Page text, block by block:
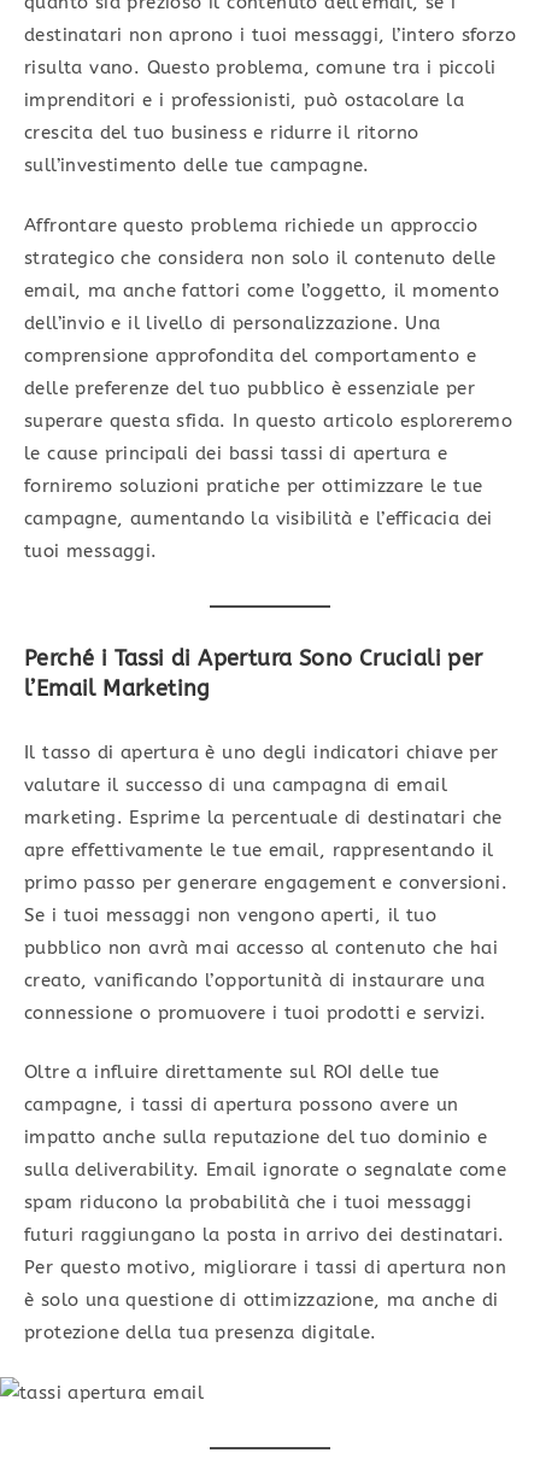
destinatari non aprono i tuoi messaggi, l’intero sforzo
risulta vano. Questo problema, comune tra i piccoli
imprenditori e i professionisti, può ostacolare la
crescita del tuo business e ridurre il ritorno
sull’investimento delle tue campagne.
Affrontare questo problema richiede un approccio
strategico che considera non solo il contenuto delle
email, ma anche fattori come l’oggetto, il momento
dell’invio e il livello di personalizzazione. Una
comprensione approfondita del comportamento e
delle preferenze del tuo pubblico è essenziale per
superare questa sfida. In questo articolo esploreremo
le cause principali dei bassi tassi di apertura e
forniremo soluzioni pratiche per ottimizzare le tue
campagne, aumentando la visibilità e l’efficacia dei
tuoi messaggi.
Perché i Tassi di Apertura Sono Cruciali per
l’Email Marketing
Il tasso di apertura è uno degli indicatori chiave per
valutare il successo di una campagna di email
marketing. Esprime la percentuale di destinatari che
apre effettivamente le tue email, rappresentando il
primo passo per generare engagement e conversioni.
Se i tuoi messaggi non vengono aperti, il tuo
pubblico non avrà mai accesso al contenuto che hai
creato, vanificando l’opportunità di instaurare una
connessione o promuovere i tuoi prodotti e servizi.
Oltre a influire direttamente sul ROI delle tue
campagne, i tassi di apertura possono avere un
impatto anche sulla reputazione del tuo dominio e
sulla deliverability. Email ignorate o segnalate come
spam riducono la probabilità che i tuoi messaggi
futuri raggiungano la posta in arrivo dei destinatari.
Per questo motivo, migliorare i tassi di apertura non
è solo una questione di ottimizzazione, ma anche di
protezione della tua presenza digitale.